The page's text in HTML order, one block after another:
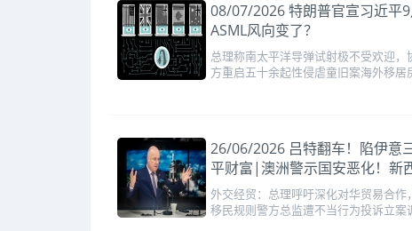
08/07/2026 特朗普官宣习近平
ASML风向变了？
总理称南太平洋导弹试射极不受欢迎
方重启五十余起性侵虐童旧案海外移居
26/06/2026 吕特翻车！陷伊意
平财富|澳洲警示国安恶化！新
外交经贸：总理呼吁深化对华贸易合
移民规则警方总监遭不当行为投诉立案